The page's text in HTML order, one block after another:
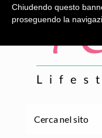
Chiudendo questo
proseguendo la